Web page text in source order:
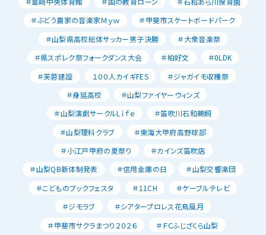
＃ぶどう農家の音楽家Ｍｙｗ
＃甲斐市スケートボードパーク
＃山梨県高校総体サッカー男子決勝
＃大衆音楽祭
＃県スポレク祭フォークダンス大会
＃柏好文
＃0LDK
＃芙蓉建設
１００人カイギFES
＃ジャガイモ収穫祭
＃身延高校
＃山梨ファイヤーウィンズ
＃山梨演劇サークルLｉｆｅ
＃笛吹川石和鵜飼
＃山梨理科クラブ
＃東海大甲府高野球部
＃小江戸甲府の夏祭り
＃カインズ笛吹店
＃山梨QB新体制発表
＃信用金庫の日
＃山梨交響楽団
＃こどものブックフェスタ
＃11CH
＃ケーブルテレビ
＃ジモラブ
＃シアタープロレス花鳥風月
＃甲斐市サクラまつり２０２６
＃ＦＣふじざくら山梨